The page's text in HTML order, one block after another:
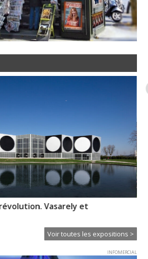
Vasarely et
Voir toutes les expositions >
INFOMERCIAL